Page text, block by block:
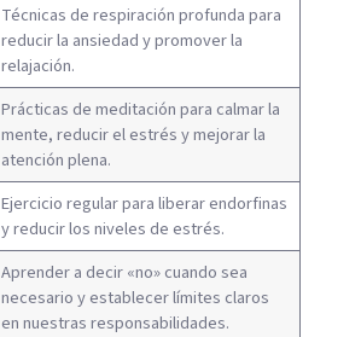
Técnicas de respiración profunda para
reducir la ansiedad y promover la
relajación.
Prácticas de meditación para calmar la
mente, reducir el estrés y mejorar la
atención plena.
Ejercicio regular para liberar endorfinas
y reducir los niveles de estrés.
Aprender a decir «no» cuando sea
necesario y establecer límites claros
en nuestras responsabilidades.